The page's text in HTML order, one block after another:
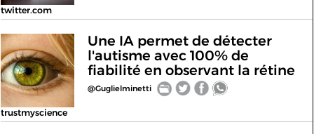
twitter.com
trustmyscience
Une IA permet de détecter
l'autisme avec 100% de
fiabilité en observant la rétine
@Guglielminetti